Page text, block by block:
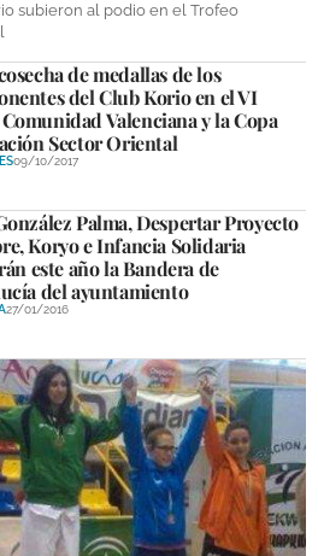
subieron al podio en el Trofeo
de medallas de los
del Club Korio en el VI
Valenciana y la Copa
Sector Oriental
09/10/2017
Palma, Despertar Proyecto
Koryo e Infancia Solidaria
este año la Bandera de
del ayuntamiento
27/01/2016